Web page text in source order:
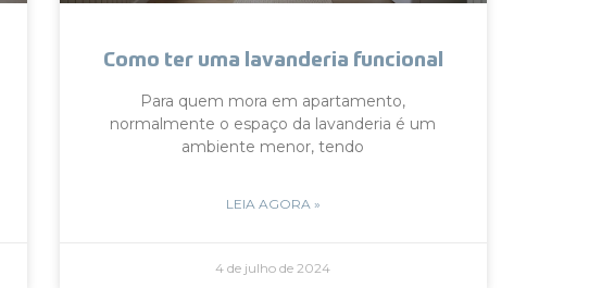
Como ter uma lavanderia funcional
Para quem mora em apartamento,
normalmente o espaço da lavanderia é um
ambiente menor, tendo
LEIA AGORA »
4 de julho de 2024